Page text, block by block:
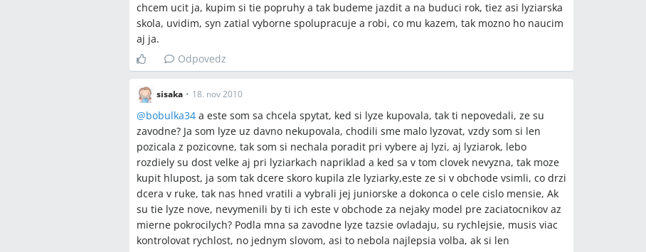
chcem ucit ja, kupim si tie popruhy a tak budeme jazdit a na buduci rok, tiez asi lyziarska
skola, uvidim, syn zatial vyborne spolupracuje a robi, co mu kazem, tak mozno ho naucim
aj ja.
Odpovedz
sisaka • 18. nov 2010
@bobulka34 a este som sa chcela spytat, ked si lyze kupovala, tak ti nepovedali, ze su
zavodne? Ja som lyze uz davno nekupovala, chodili sme malo lyzovat, vzdy som si len
pozicala z pozicovne, tak som si nechala poradit pri vybere aj lyzi, aj lyziarok, lebo
rozdiely su dost velke aj pri lyziarkach napriklad a ked sa v tom clovek nevyzna, tak moze
kupit hlupost, ja som tak dcere skoro kupila zle lyziarky,este ze si v obchode vsimli, co drzi
dcera v ruke, tak nas hned vratili a vybrali jej juniorske a dokonca o cele cislo mensie, Ak
su tie lyze nove, nevymenili by ti ich este v obchode za nejaky model pre zaciatocnikov az
mierne pokrocilych? Podla mna sa zavodne lyze tazsie ovladaju, su rychlejsie, musis viac
kontrolovat rychlost, no jednym slovom, asi to nebola najlepsia volba, ak si len